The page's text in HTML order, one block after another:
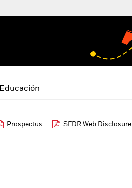
Educación
Prospectus SFDR Web Disclosure